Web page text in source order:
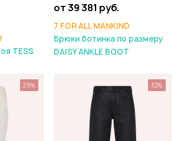
TESS
от 39 381 руб.
7 FOR ALL MANKIND
Брюки ботинка по размеру
DAISY ANKLE BOOT
29% 32%